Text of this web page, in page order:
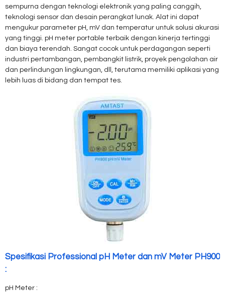
sempurna dengan teknologi elektronik yang paling canggih,
teknologi sensor dan desain perangkat lunak. Alat ini dapat
mengukur parameter pH, mV dan temperatur untuk solusi akurasi
yang tinggi. pH meter portable terbaik dengan kinerja tertinggi
dan biaya terendah. Sangat cocok untuk perdagangan seperti
industri pertambangan, pembangkit listrik, proyek pengolahan air
dan perlindungan lingkungan, dll, terutama memiliki aplikasi yang
lebih luas di bidang dan tempat tes.
Spesifikasi Professional pH Meter dan mV Meter PH900
:
pH Meter :